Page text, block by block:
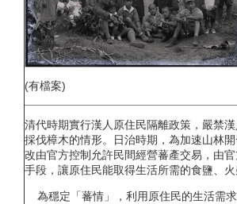
(有檔案)
清代時期實行漢人原住民隔離政策，嚴禁
採伐樟木的情形。日治時期，為加速山林
改由官方控制允許民間經營蕃產交易，由
手段，讓原住民能取得生活所需的食鹽、
為穩定「蕃情」，利用原住民的生活需